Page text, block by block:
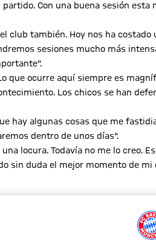
Con una buena sesión esta
club también. Hoy nos ha costado
sesiones mucho más
que ocurre aquí siempre es
Los chicos se han
hay algunas cosas que me
dentro de unos días".
una locura. Todavía no me lo creo.
sin duda el mejor momento de